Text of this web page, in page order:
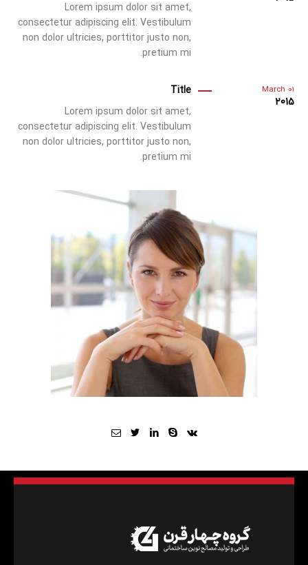
Lorem ipsum dolor sit amet,
consectetur adipiscing elit. Vestibulum
non dolor ultricies, porttitor justo non,
pretium mi.
01
March
2015
Title
Lorem ipsum dolor sit amet,
consectetur adipiscing elit. Vestibulum
non dolor ultricies, porttitor justo non,
pretium mi.
تغییر زبان
English فارسی